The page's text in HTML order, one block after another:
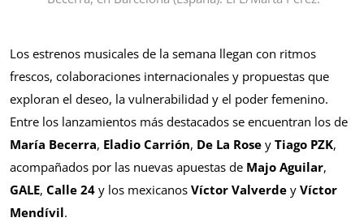
Los estrenos musicales de la semana llegan con ritmos
frescos, colaboraciones internacionales y propuestas que
exploran el deseo, la vulnerabilidad y el poder femenino.
Entre los lanzamientos más destacados se encuentran los de
María Becerra, Eladio Carrión, De La Rose y Tiago PZK,
acompañados por las nuevas apuestas de Majo Aguilar,
GALE, Calle 24 y los mexicanos Víctor Valverde y Víctor
Mendívil.